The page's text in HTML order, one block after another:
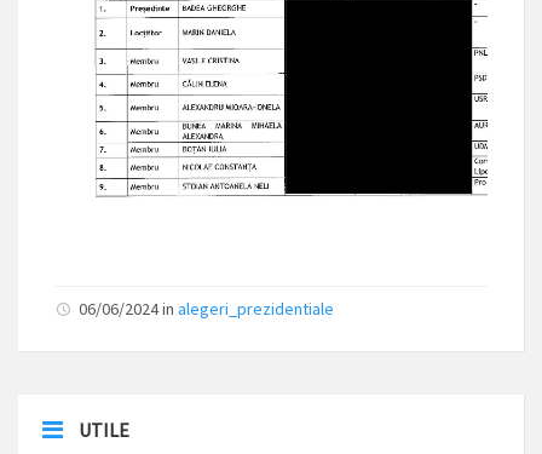
06/06/2024 in alegeri_prezidentiale
UTILE